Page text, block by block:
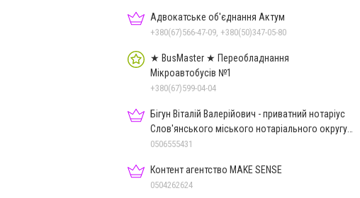
Адвокатське об'єднання Актум
+380(67)566-47-09, +380(50)347-05-80
★ BusMaster ★ Переобладнання
Мікроавтобусів №1
+380(67)599-04-04
Бігун Віталій Валерійович - приватний нотаріус
Слов'янського міського нотаріального округу
Дон.обл.
0506555431
Контент агентство MAKE SENSE
0504262624